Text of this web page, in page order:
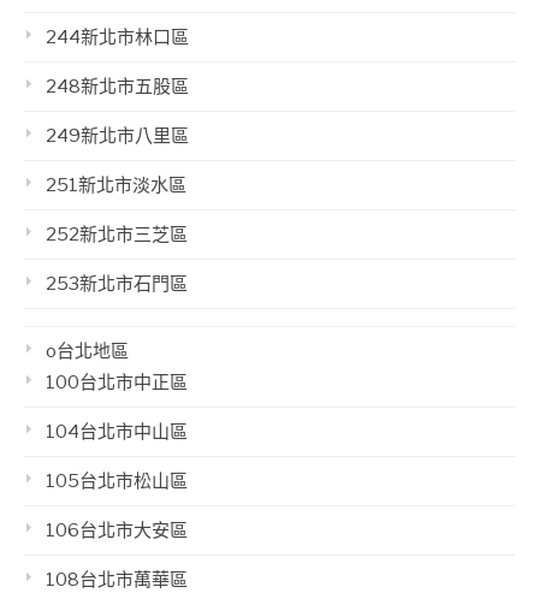
244新北市林口區
248新北市五股區
249新北市八里區
251新北市淡水區
252新北市三芝區
253新北市石門區
o台北地區
100台北市中正區
104台北市中山區
105台北市松山區
106台北市大安區
108台北市萬華區